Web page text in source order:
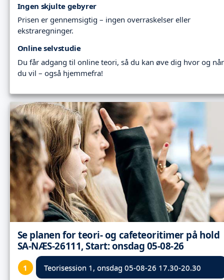
Ingen skjulte gebyrer
Prisen er gennemsigtig – ingen overraskelser eller
ekstraregninger.
Online selvstudie
Du får adgang til online teori, så du kan øve dig hvor og når
du vil – også hjemmefra!
Se planen for teori- og cafeteoritimer på hold
SA-NÆS-26111, Start: onsdag 05-08-26
Teorisession 1,onsdag 05-08-26 17.30-20.30